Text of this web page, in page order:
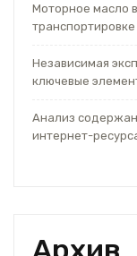
Моторное масло
Независимая
ключевые
Анализ
интернет-